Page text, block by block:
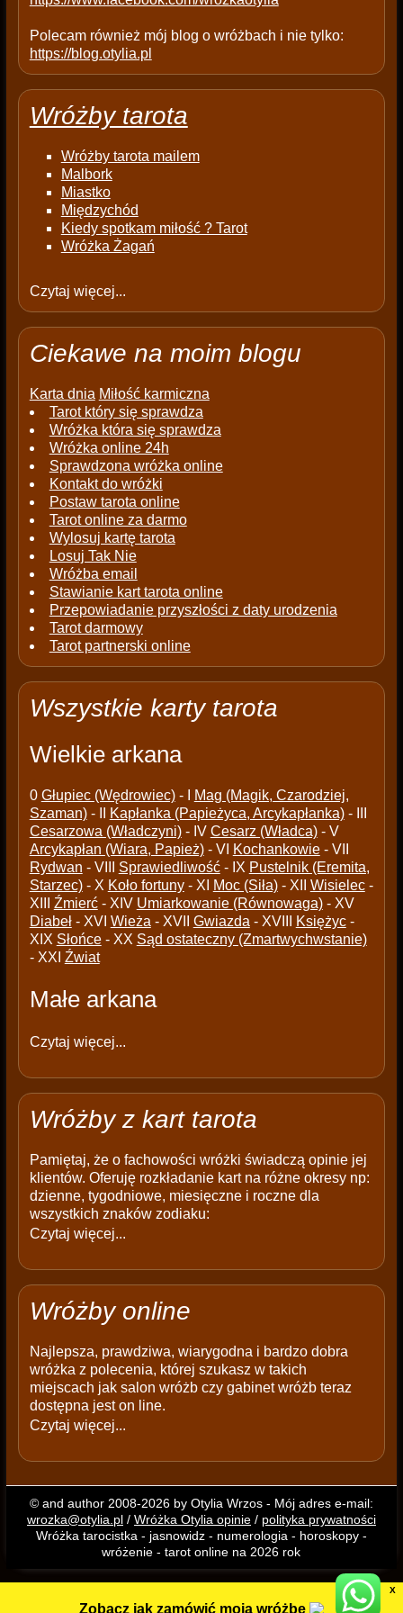
Polecam również mój blog o wróżbach i nie tylko:
https://blog.otylia.pl
Wróżby tarota
Wróżby tarota mailem
Malbork
Miastko
Międzychód
Kiedy spotkam miłość ? Tarot
Wróżka Żagań
Czytaj więcej...
Ciekawe na moim blogu
Karta dnia Miłość karmiczna
Tarot który się sprawdza
Wróżka która się sprawdza
Wróżka online 24h
Sprawdzona wróżka online
Kontakt do wróżki
Postaw tarota online
Tarot online za darmo
Wylosuj kartę tarota
Losuj Tak Nie
Wróżba email
Stawianie kart tarota online
Przepowiadanie przyszłości z daty urodzenia
Tarot darmowy
Tarot partnerski online
Wszystkie karty tarota
Wielkie arkana
0 Głupiec (Wędrowiec)- I
Mag (Magik, Czarodziej,
Szaman)- II Kapłanka (Papieżyca, Arcykapłanka)- III
Cesarzowa (Władczyni)- IV Cesarz (Władca)- V
Arcykapłan (Wiara, Papież)- VI Kochankowie- VII
Rydwan - VIII Sprawiedliwość- IX Pustelnik (Eremita,
Starzec)- X Koło fortuny- XI Moc (Siła)- XII Wisielec-
XIII Źmierć- XIV Umiarkowanie (Równowaga)- XV
Diabeł- XVI Wieża - XVII Gwiazda - XVIII Księżyc-
XIX Słońce- XX Sąd ostateczny (Zmartwychwstanie)
- XXI Źwiat
Małe arkana
Czytaj więcej...
Wróżby z kart tarota
Pamiętaj, że o fachowości wróżki świadczą opinie jej
klientów. Oferuję rozkładanie kart na różne okresy np:
dzienne, tygodniowe, miesięczne i roczne dla
wszystkich znaków zodiaku:
Czytaj więcej...
Wróżby online
Najlepsza, prawdziwa, wiarygodna i bardzo dobra
wróżka z polecenia, której szukasz w takich
miejscach jak salon wróżb czy gabinet wróżb teraz
dostępna jest on line.
Czytaj więcej...
© and author 2008-2026 by Otylia Wrzos - Mój adres e-mail:
wrozka@otylia.pl/ Wróżka Otylia opinie/ polityka prywatności
Wróżka tarocistka - jasnowidz - numerologia - horoskopy -
wróżenie - tarot online na 2026 rok
X
Zobacz jak zamówić moją wróżbę